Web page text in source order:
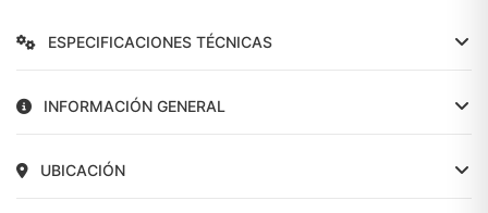
ESPECIFICACIONES TÉCNICAS
INFORMACIÓN GENERAL
UBICACIÓN